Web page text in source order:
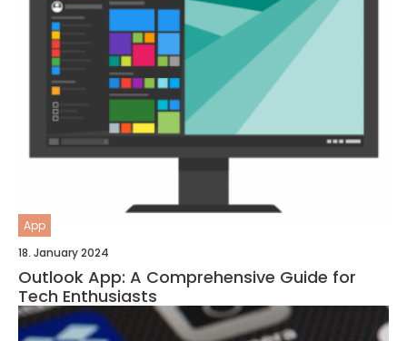
App
18. January 2024
Outlook App: A Comprehensive Guide for
Tech Enthusiasts